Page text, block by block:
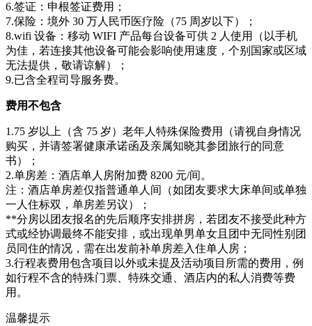
6.签证：申根签证费用；
7.保险：境外 30 万人民币医疗险（75 周岁以下）；
8.wifi 设备：移动 WIFI 产品每台设备可供 2 人使用（以手机
为佳，若连接其他设备可能会影响使用速度，个别国家或区域
无法提供，敬请谅解）；
9.已含全程司导服务费。
费用不包含
1.75 岁以上（含 75 岁）老年人特殊保险费用（请视自身情况
购买，并请签署健康承诺函及亲属知晓其参团旅行的同意
书）；
2.单房差：酒店单人房附加费 8200 元/间。
注：酒店单房差仅指普通单人间（如团友要求大床单间或单独
一人住标双，单房差另议）；
**分房以团友报名的先后顺序安排拼房，若团友不接受此种方
式或经协调最终不能安排，或出现单男单女且团中无同性别团
员同住的情况，需在出发前补单房差入住单人房；
3.行程表费用包含项目以外或未提及活动项目所需的费用，例
如行程不含的特殊门票、特殊交通、酒店内的私人消费等费
用。
温馨提示